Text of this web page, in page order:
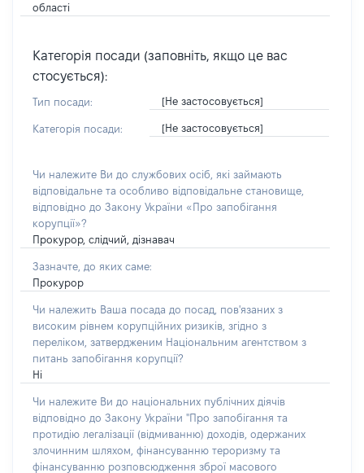
області
Категорія посади (заповніть, якщо це вас
стосується):
Тип посади: [Не застосовується]
Категорія посади: [Не застосовується]
Чи належите Ви до службових осіб, які займають
відповідальне та особливо відповідальне становище,
відповідно до Закону України «Про запобігання
корупції»?
Прокурор, слідчий, дізнавач
Зазначте, до яких саме:
Прокурор
Чи належить Ваша посада до посад, пов'язаних з
високим рівнем корупційних ризиків, згідно з
переліком, затвердженим Національним агентством з
питань запобігання корупції?
Ні
Чи належите Ви до національних публічних діячів
відповідно до Закону України "Про запобігання та
протидію легалізації (відмиванню) доходів, одержаних
злочинним шляхом, фінансуванню тероризму та
фінансуванню розповсюдження зброї масового